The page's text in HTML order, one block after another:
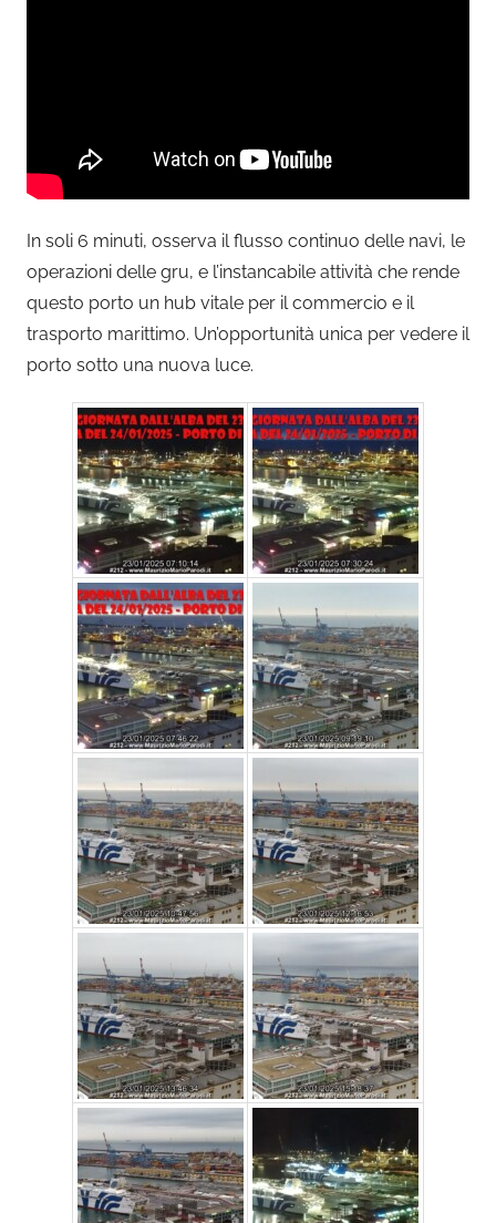
In soli 6 minuti, osserva il flusso continuo delle navi, le
operazioni delle gru, e l’instancabile attività che rende
questo porto un hub vitale per il commercio e il
trasporto marittimo. Un’opportunità unica per vedere il
porto sotto una nuova luce.